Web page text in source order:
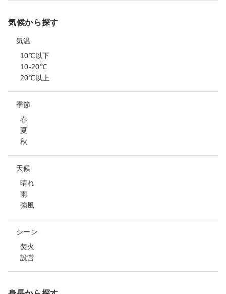
気候から探す
気温
10℃以下
10-20℃
20℃以上
季節
春
夏
秋
天候
晴れ
雨
強風
シーン
焚火
設営